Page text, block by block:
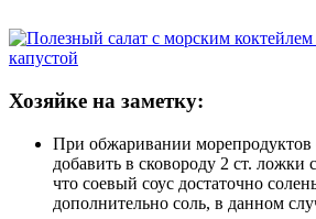
Хозяйке на заметку:
При обжаривании морепродуктов
добавить в сковороду 2 ст. ложки
что соевый соус достаточно
дополнительно соль, в данном